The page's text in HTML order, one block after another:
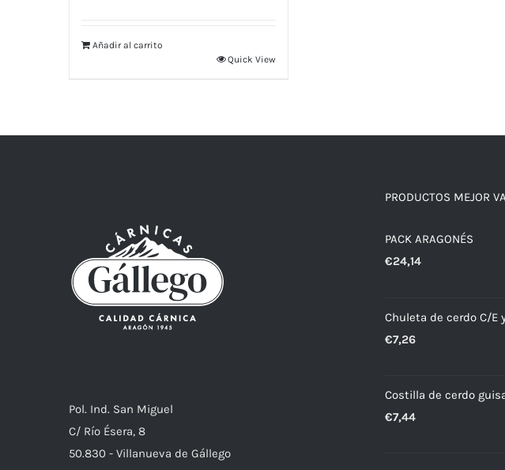
Añadir al carrito
Quick View
Pol. Ind. San Miguel
C/ Río Ésera, 8
50.830 - Villanueva de Gállego
PRODUCTOS MEJOR
PACK ARAGONÉS
€24,14
Chuleta de cerdo C/E
€7,26
Costilla de cerdo
€7,44